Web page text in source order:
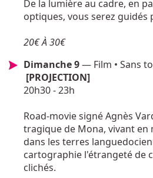
De la lumière au cadre, en
optiques, vous serez guidés
20€ À 30€
Dimanche 9— Film • Sans
[PROJECTION]
20h30 - 23h
Road-movie signé Agnès
tragique de Mona, vivant en
dans les terres
cartographie l'étrangeté de
clichés.